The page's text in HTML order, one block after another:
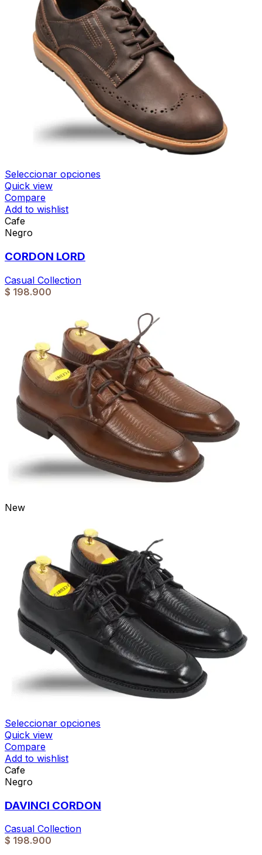
Seleccionar opciones
Quick view
Compare
Add to wishlist
Cafe
Negro
CORDON LORD
Casual Collection
$ 198.900
New
Seleccionar opciones
Quick view
Compare
Add to wishlist
Cafe
Negro
DAVINCI CORDON
Casual Collection
$ 198.900